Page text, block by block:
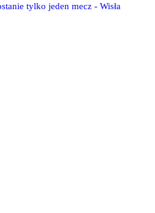
tylko jeden mecz - Wisła